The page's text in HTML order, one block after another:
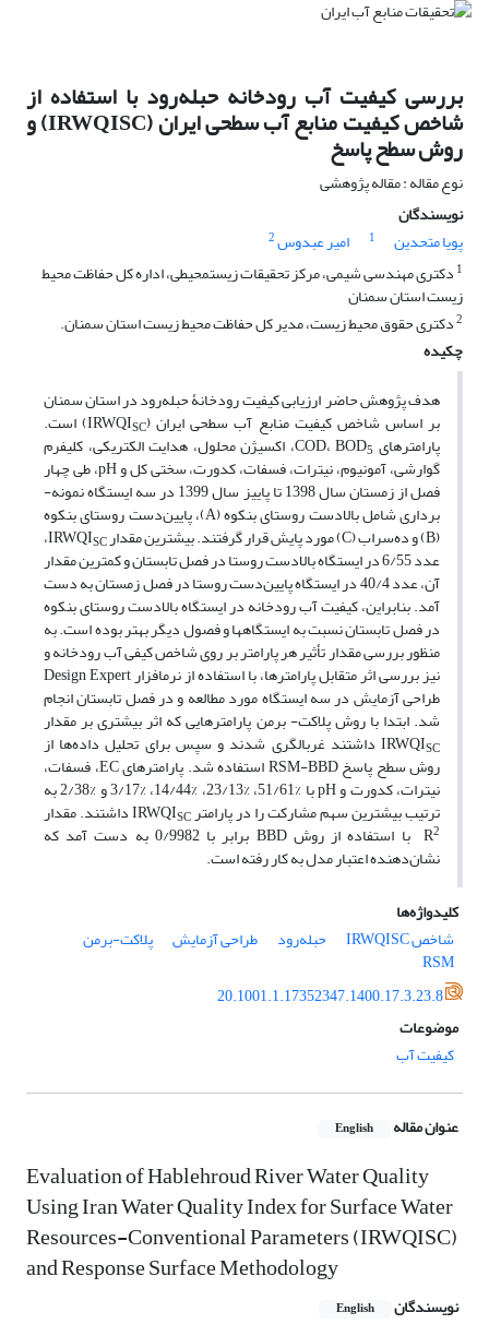
بررسی کیفیت آب رودخانه حبله‌رود با استفاده از
شاخص کیفیت منابع آب سطحی ایران (IRWQISC) و
روش سطح پاسخ
نوع مقاله : مقاله پژوهشی
نویسندگان
پویا متحدین
1 امیر عبدوس2
1
دکتری مهندسی شیمی، مرکز تحقیقات زیست‎محیطی، اداره کل حفاظت محیط
زیست استان سمنان
2دکتری حقوق محیط زیست، مدیر کل حفاظت محیط زیست استان سمنان.
چکیده
هدف پژوهش حاضر ارزیابی کیفیت رودخانۀ حبله­‌رود در استان سمنان
بر ‌اساس شاخص کیفیت منابع آب سطحی ایران (IRWQISC ) است.
پارامترهای COD، BOD 5 ، اکسیژن محلول، هدایت الکتریکی، کلیفرم
گوارشی، آمونیوم، نیترات، فسفات، کدورت، سختی کل و pH، طی چهار
فصل‏ از زمستان سال 1398 تا پاییز سال 1399 در سه ایستگاه­ نمونه‌­
برداری شامل بالا­دست روستای بن­کوه (A)، پایین­‌دست روستای بن­کوه
(B) و ده‌سراب (C) مورد پایش قرار گرفتند. بیشترین مقدار IRWQI SC ،
عدد 6/55 در ایستگاه بالادست روستا در فصل تابستان و کمترین مقدار
آن، عدد 40/4 در ایستگاه پایین‌­دست روستا در فصل زمستان به دست
آمد. بنابراین، کیفیت آب رودخانه در ایستگاه بالا­دست روستای بن­کوه
در فصل تابستان نسبت به ایستگاه­ها و فصول دیگر بهتر بوده است. به
منظور بررسی مقدار تأثیر هر پارامتر بر روی شاخص کیفی آب رودخانه و
نیز بررسی اثر متقابل پارامترها، با استفاده از نرم­افزار Design Expert
طراحی آزمایش در سه ایستگاه مورد مطالعه و در فصل تابستان انجام
شد. ابتدا با روش پلاکت- برمن پارامترهایی که اثر بیشتری بر مقدار
IRWQISC داشتند غربال­گری شدند و سپس برای تحلیل داده‌­ها از
روش سطح پاسخ RSM-BBD استفاده شد. پارامترهای EC، فسفات،
نیترات، کدورت و pH با %51/61، %23/13، %14/44، %3/17 و %2/38 به
ترتیب بیشترین سهم مشارکت را در پارامتر IRWQISC داشتند. مقدار
R2 با استفاده از روش BBD برابر با 0/9982 به دست آمد که
نشان‌دهنده اعتبار مدل به کار رفته است.
کلیدواژه‌ها
شاخص IRWQISC
حبله‌رود طراحی آزمایش پلاکت-برمن
RSM
20.1001.1.17352347.1400.17.3.23.8
موضوعات
کیفیت آب
عنوان مقاله English
Evaluation of Hablehroud River Water Quality
Using Iran Water Quality Index for Surface Water
Resources-Conventional Parameters (IRWQISC)
and Response Surface Methodology
نویسندگان English